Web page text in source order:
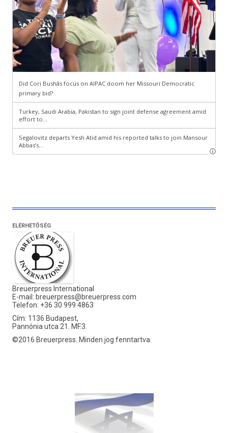
ELÉRHETŐSÉG
Breuerpress International
E-mail: breuerpress@breuerpress.com
Telefon: +36 30 999 4863
Cím: 1136 Budapest,
Pannónia utca 21. MF.3.
©2016 Breuerpress. Minden jog fenntartva.